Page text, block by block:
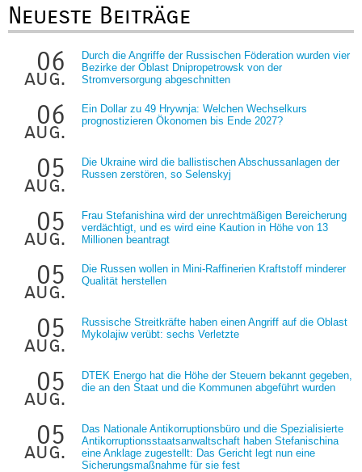
Neueste Beiträge
06
aug.
Durch die Angriffe der Russischen Föderation wurden vier
Bezirke der Oblast Dnipropetrowsk von der
Stromversorgung abgeschnitten
06
aug.
Ein Dollar zu 49 Hrywnja: Welchen Wechselkurs
prognostizieren Ökonomen bis Ende 2027?
05
aug.
Die Ukraine wird die ballistischen Abschussanlagen der
Russen zerstören, so Selenskyj
05
aug.
Frau Stefanishina wird der unrechtmäßigen Bereicherung
verdächtigt, und es wird eine Kaution in Höhe von 13
Millionen beantragt
05
aug.
Die Russen wollen in Mini-Raffinerien Kraftstoff minderer
Qualität herstellen
05
aug.
Russische Streitkräfte haben einen Angriff auf die Oblast
Mykolajiw verübt: sechs Verletzte
05
aug.
DTEK Energo hat die Höhe der Steuern bekannt gegeben,
die an den Staat und die Kommunen abgeführt wurden
05
aug.
Das Nationale Antikorruptionsbüro und die Spezialisierte
Antikorruptionsstaatsanwaltschaft haben Stefanischina
eine Anklage zugestellt: Das Gericht legt nun eine
Sicherungsmaßnahme für sie fest